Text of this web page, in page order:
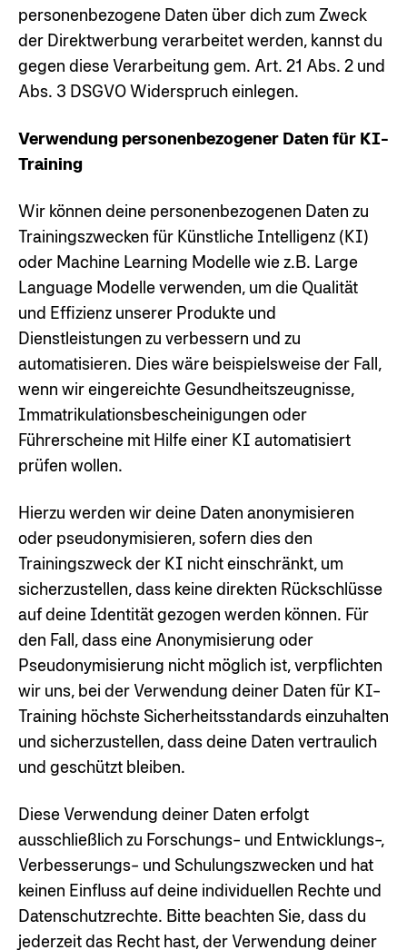
personenbezogene Daten über dich zum Zweck
der Direktwerbung verarbeitet werden, kannst du
gegen diese Verarbeitung gem. Art. 21 Abs. 2 und
Abs. 3 DSGVO Widerspruch einlegen.
Verwendung personenbezogener Daten für KI-
Training
Wir können deine personenbezogenen Daten zu
Trainingszwecken für Künstliche Intelligenz (KI)
oder Machine Learning Modelle wie z.B. Large
Language Modelle verwenden, um die Qualität
und Effizienz unserer Produkte und
Dienstleistungen zu verbessern und zu
automatisieren. Dies wäre beispielsweise der Fall,
wenn wir eingereichte Gesundheitszeugnisse,
Immatrikulationsbescheinigungen oder
Führerscheine mit Hilfe einer KI automatisiert
prüfen wollen.
Hierzu werden wir deine Daten anonymisieren
oder pseudonymisieren, sofern dies den
Trainingszweck der KI nicht einschränkt, um
sicherzustellen, dass keine direkten Rückschlüsse
auf deine Identität gezogen werden können. Für
den Fall, dass eine Anonymisierung oder
Pseudonymisierung nicht möglich ist, verpflichten
wir uns, bei der Verwendung deiner Daten für KI-
Training höchste Sicherheitsstandards einzuhalten
und sicherzustellen, dass deine Daten vertraulich
und geschützt bleiben.
Diese Verwendung deiner Daten erfolgt
ausschließlich zu Forschungs- und Entwicklungs-,
Verbesserungs- und Schulungszwecken und hat
keinen Einfluss auf deine individuellen Rechte und
Datenschutzrechte. Bitte beachten Sie, dass du
jederzeit das Recht hast, der Verwendung deiner